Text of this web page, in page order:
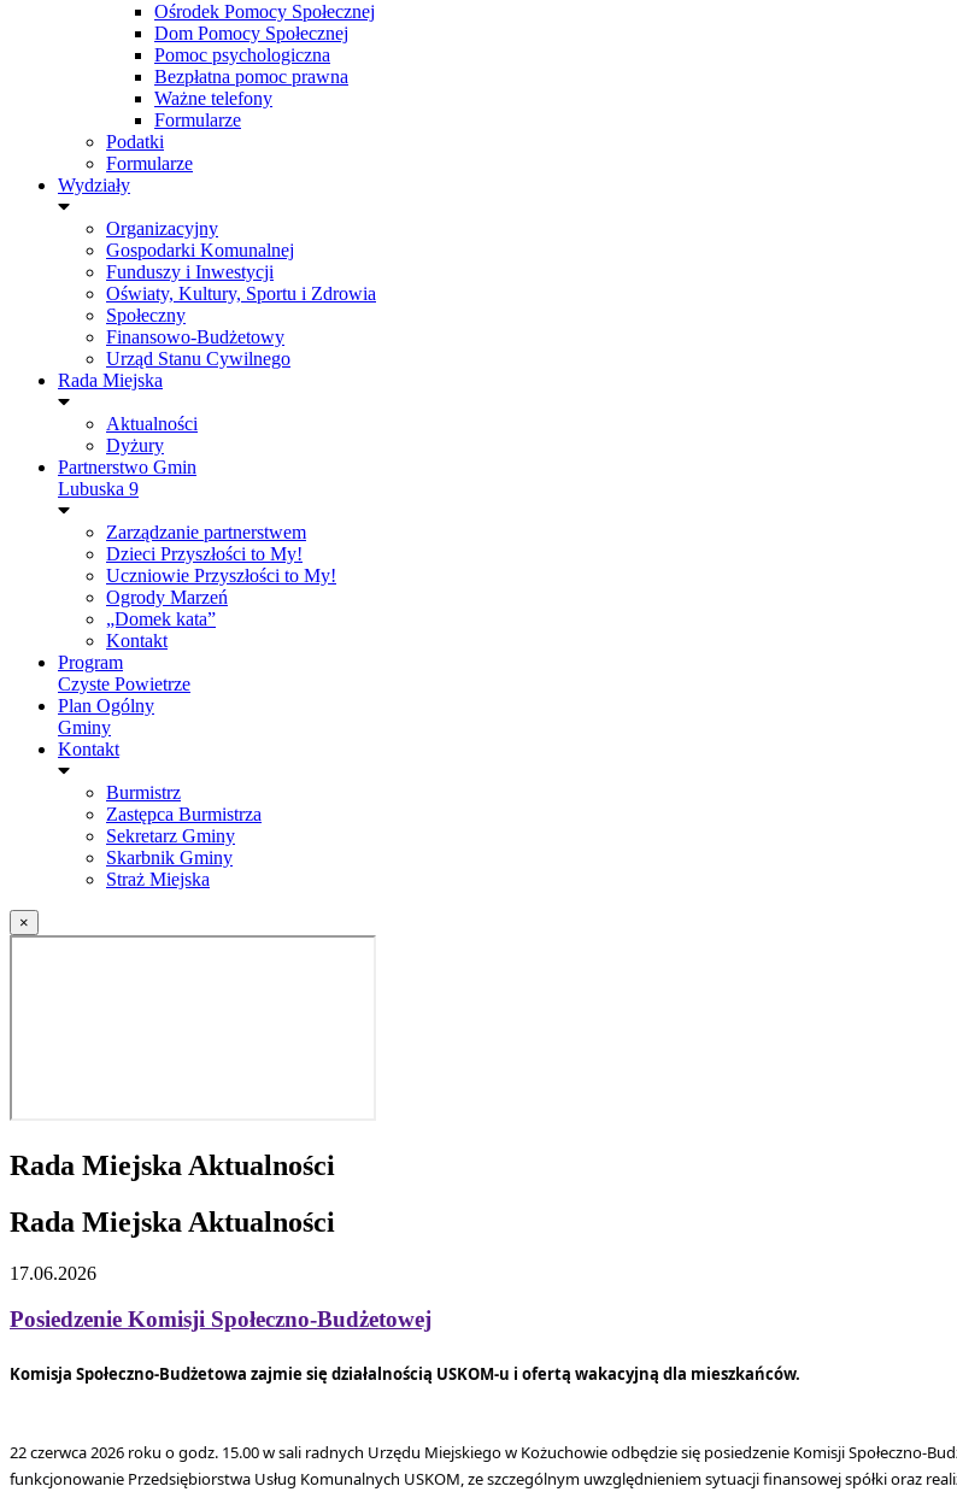
Ośrodek Pomocy Społecznej
Dom Pomocy Społecznej
Pomoc psychologiczna
Bezpłatna pomoc prawna
Ważne telefony
Formularze
Podatki
Formularze
Wydziały
Organizacyjny
Gospodarki Komunalnej
Funduszy i Inwestycji
Oświaty, Kultury, Sportu i Zdrowia
Społeczny
Finansowo-Budżetowy
Urząd Stanu Cywilnego
Rada Miejska
Aktualności
Dyżury
Partnerstwo Gmin
Lubuska 9
Zarządzanie partnerstwem
Dzieci Przyszłości to My!
Uczniowie Przyszłości to My!
Ogrody Marzeń
„Domek kata”
Kontakt
Program
Czyste Powietrze
Plan Ogólny
Gminy
Kontakt
Burmistrz
Zastępca Burmistrza
Sekretarz Gminy
Skarbnik Gminy
Straż Miejska
×
Rada Miejska Aktualności
Rada Miejska Aktualności
17.06.2026
Posiedzenie Komisji Społeczno-Budżetowej
Komisja Społeczno-Budżetowa zajmie się działalnością USKOM-u i ofertą wakacyjną dla mieszkańców.
22 czerwca 2026 roku o godz. 15.00 w sali radnych Urzędu Miejskiego w Kożuchowie odbędzie się posiedzenie Komisji Społeczno-
funkcjonowanie Przedsiębiorstwa Usług Komunalnych USKOM, ze szczególnym uwzględnieniem sytuacji finansowej spółki oraz